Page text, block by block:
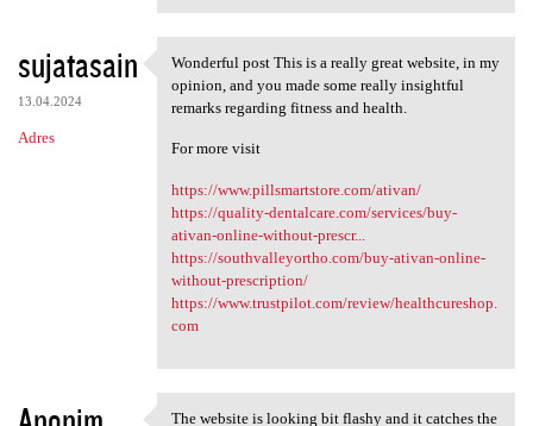
sujatasain
13.04.2024
Adres
Wonderful post This is a
Wonderful post This is a really great website, in my
opinion, and you made some really insightful
remarks regarding fitness and health.
For more visit
https://www.pillsmartstore.com/ativan/
https://quality-dentalcare.com/services/buy-
ativan-online-without-prescr...
https://southvalleyortho.com/buy-ativan-online-
without-prescription/
https://www.trustpilot.com/review/healthcureshop.
com
The website is looking bit flashy and it catches the